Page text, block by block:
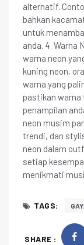
alternatif.
bahkan
untuk
anda. 4. Warna
warna neon
kuning neon,
warna yang
pastikan
penampilan
neon musim
trendi, dan
neon dalam
setiap
menikmati
TAGS:
SHARE :